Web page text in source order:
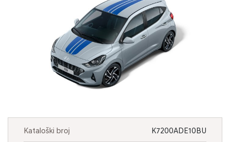
Kataloški broj K7200ADE10BU